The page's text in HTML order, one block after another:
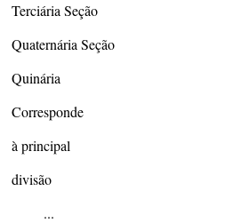
Terciária Seção
Quaternária Seção
Quinária
Corresponde
à principal
divisão
...